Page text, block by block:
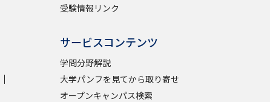
受験情報リンク
サービスコンテンツ
学問分野解説
大学パンフを見てから取り寄せ
オープンキャンパス検索